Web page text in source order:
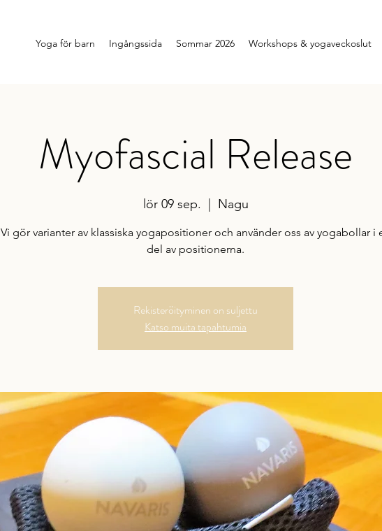
Yoga för barn Ingångssida Sommar 2026 Workshops & yogaveckoslut
Myofascial Release
lör 09 sep. Nagu
Vi gör varianter av klassiska yogapositioner och använder oss av yogabollar i
del av positionerna.
Rekisteröityminen on suljettu
Katso muita tapahtumia